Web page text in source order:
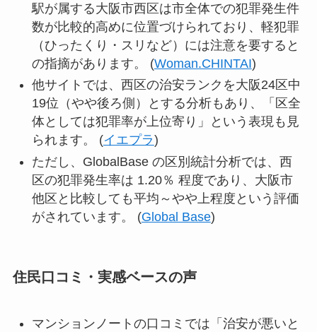
駅が属する大阪市西区は市全体での犯罪発生件
数が比較的高めに位置づけられており、軽犯罪
（ひったくり・スリなど）には注意を要すると
の指摘があります。 (Woman.CHINTAI)
他サイトでは、西区の治安ランクを大阪24区中
19位（やや後ろ側）とする分析もあり、「区全
体としては犯罪率が上位寄り」という表現も見
られます。 (イエプラ)
ただし、GlobalBase の区別統計分析では、西
区の犯罪発生率は 1.20％ 程度であり、大阪市
他区と比較しても平均～やや上程度という評価
がされています。 (Global Base)
住民口コミ・実感ベースの声
マンションノートの口コミでは「治安が悪いと